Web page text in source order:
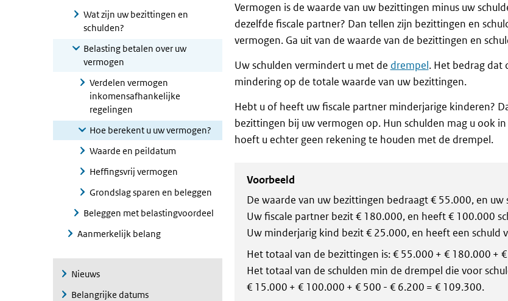
Wat zijn uw bezittingen en
schulden?
Belasting betalen over uw
vermogen
Verdelen vermogen
inkomensafhankelijke
regelingen
Hoe berekent u uw vermogen?
Waarde en peildatum
Heffingsvrij vermogen
Grondslag sparen en beleggen
Beleggen met belastingvoordeel
Aanmerkelijk belang
Nieuws
Belangrijke datums
Vermogen is de waarde van uw bezittingen minus uw
dezelfde fiscale partner? Dan tellen zijn bezittingen en
vermogen. Ga uit van de waarde van de bezittingen en
Uw schulden vermindert u met de drempel. Het bedrag dat
mindering op de totale waarde van uw bezittingen.
Hebt u of heeft uw fiscale partner minderjarige kinderen?
bezittingen bij uw vermogen op. Hun schulden mag u ook
hoeft u echter geen rekening te houden met de drempel.
Voorbeeld
De waarde van uw bezittingen bedraagt € 55.000, en uw
Uw fiscale partner bezit € 180.000, en heeft € 100.000
Uw minderjarig kind bezit € 25.000, en heeft een schuld
Het totaal van de bezittingen is: € 55.000 + € 180.000 +
Het totaal van de schulden min de drempel die voor
€ 15.000 + € 100.000 + € 500 - € 6.200 = € 109.300.